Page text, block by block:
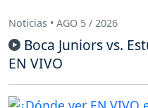
Noticias • AGO 5 / 2026
Boca Juniors vs.
EN VIVO